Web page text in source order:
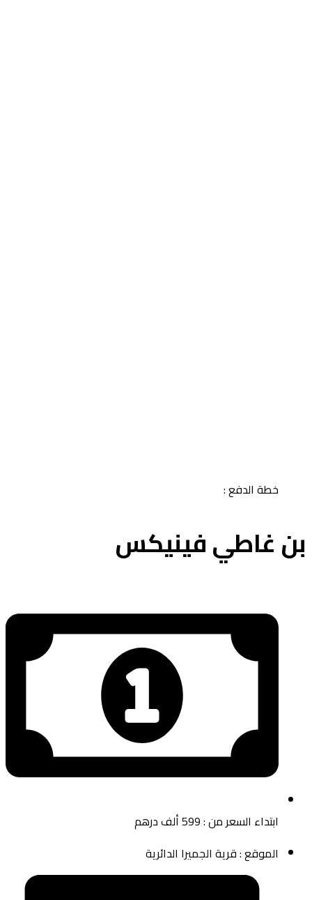
خطة الدفع :
غاطي فينيكس
ابتداء السعر من : 599 ألف درهم
الموقع : قرية الجميرا الدائرية